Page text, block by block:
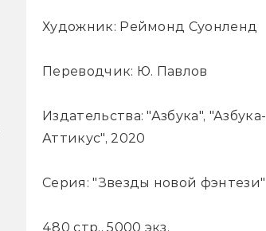
Художник: Реймонд Суонленд
Переводчик: Ю. Павлов
Издательства: "Азбука", "Азбука-
Аттикус", 2020
Серия: "Звезды новой фэнтези"
480 стр., 5000 экз.